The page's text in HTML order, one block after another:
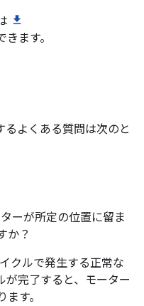
きます。
よくある質問は次のと
ーが所定の位置に留ま
か？
クルで発生する正常な
が完了すると、モーター
す。